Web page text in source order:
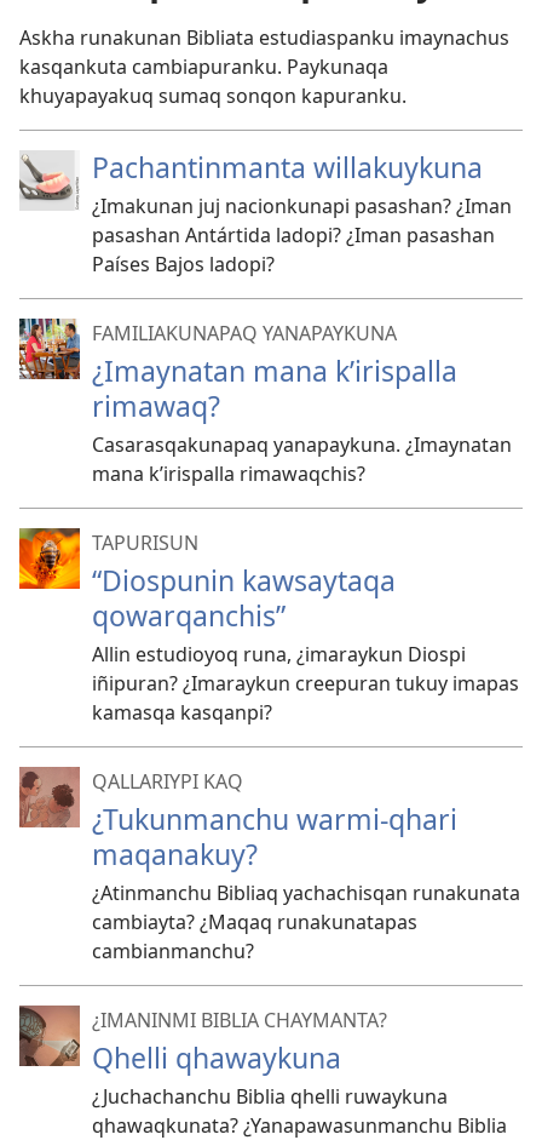
Askha runakunan Bibliata estudiaspanku imaynachus
kasqankuta cambiapuranku. Paykunaqa
khuyapayakuq sumaq sonqon kapuranku.
Pachantinmanta willakuykuna
¿Imakunan juj nacionkunapi pasashan? ¿Iman
pasashan Antártida ladopi? ¿Iman pasashan
Países Bajos ladopi?
FAMILIAKUNAPAQ YANAPAYKUNA
¿Imaynatan mana k’irispalla
rimawaq?
Casarasqakunapaq yanapaykuna. ¿Imaynatan
mana k’irispalla rimawaqchis?
TAPURISUN
“Diospunin kawsaytaqa
qowarqanchis”
Allin estudioyoq runa, ¿imaraykun Diospi
iñipuran? ¿Imaraykun creepuran tukuy imapas
kamasqa kasqanpi?
QALLARIYPI KAQ
¿Tukunmanchu warmi-qhari
maqanakuy?
¿Atinmanchu Bibliaq yachachisqan runakunata
cambiayta? ¿Maqaq runakunatapas
cambianmanchu?
¿IMANINMI BIBLIA CHAYMANTA?
Qhelli qhawaykuna
¿Juchachanchu Biblia qhelli ruwaykuna
qhawaqkunata? ¿Yanapawasunmanchu Biblia